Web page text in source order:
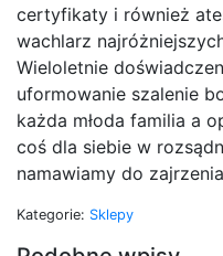
certyfikaty i również
wachlarz
Wieloletnie
uformowanie szalenie
każda młoda familia a
coś dla siebie w
namawiamy do
Kategorie: Sklepy